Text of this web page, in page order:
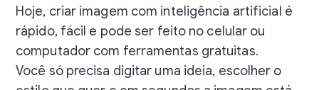
Hoje, criar imagem com inteligência artificial é
rápido, fácil e pode ser feito no celular ou
computador com ferramentas gratuitas.
Você só precisa digitar uma ideia, escolher o